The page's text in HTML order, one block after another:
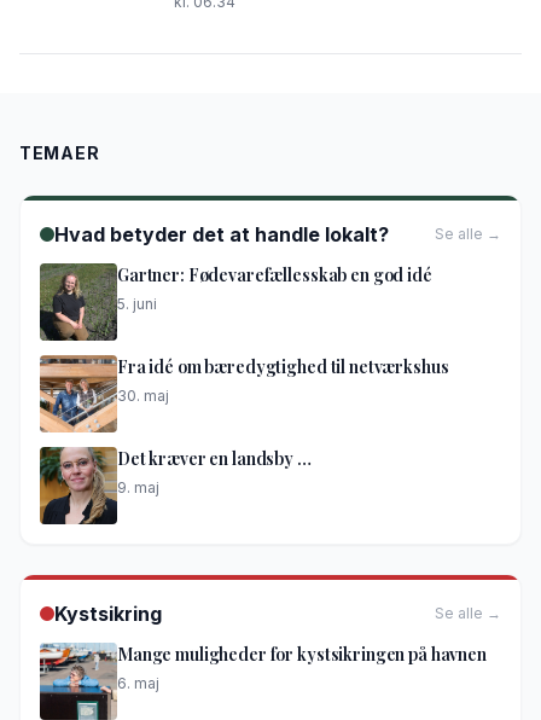
TEMAER
Hvad betyder det at handle lokalt? Se alle →
Gartner: Fødevarefællesskab en god idé
5. juni
Fra idé om bæredygtighed til netværkshus
30. maj
Det kræver en landsby …
9. maj
Kystsikring Se alle →
Mange muligheder for kystsikringen på havnen
6. maj